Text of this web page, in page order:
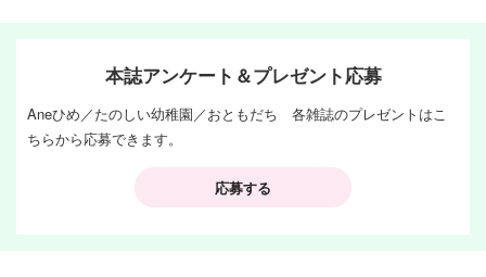
本誌アンケート＆プレゼント応募
Aneひめ／たのしい幼稚園／おともだち 各雑誌のプレゼントはこ
ちらから応募できます。
応募する